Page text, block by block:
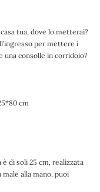
tua, dove lo metterai?
per mettere i
una consolle in corridoio?
cm
di soli 25 cm, realizzata
alla mano, puoi